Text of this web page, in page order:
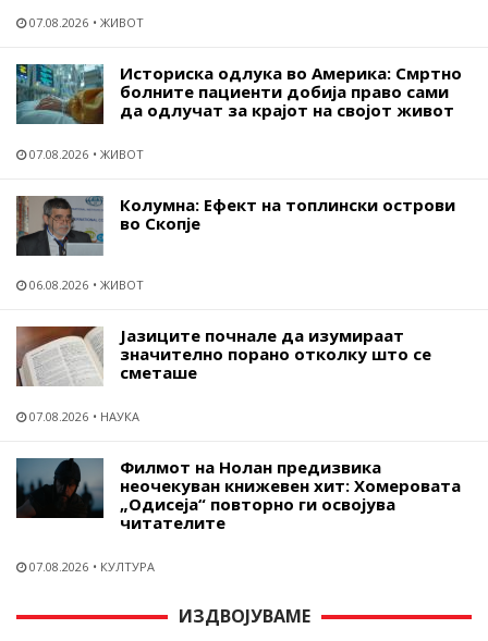
07.08.2026 ЖИВОТ
Историска одлука во Америка: Смртно
болните пациенти добија право сами
да одлучат за крајот на својот живот
07.08.2026 ЖИВОТ
Колумна: Ефект на топлински острови
во Скопје
06.08.2026 ЖИВОТ
Јазиците почнале да изумираат
значително порано отколку што се
сметаше
07.08.2026 НАУКА
Филмот на Нолан предизвика
неочекуван книжевен хит: Хомеровата
„Одисеја“ повторно ги освојува
читателите
07.08.2026 КУЛТУРА
ИЗДВОЈУВАМЕ